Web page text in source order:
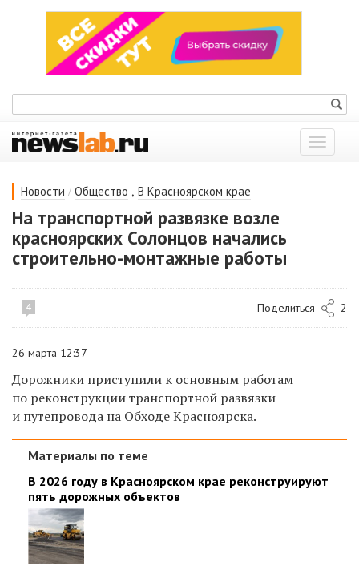
Показать
меню
Новости / Общество , В Красноярском крае
На транспортной развязке возле
красноярских Солонцов начались
строительно-монтажные работы
4 Поделиться 2
26 марта 12:37
Дорожники приступили к основным работам
по реконструкции транспортной развязки
и путепровода на Обходе Красноярска.
Материалы по теме
В 2026 году в Красноярском крае реконструируют
пять дорожных объектов